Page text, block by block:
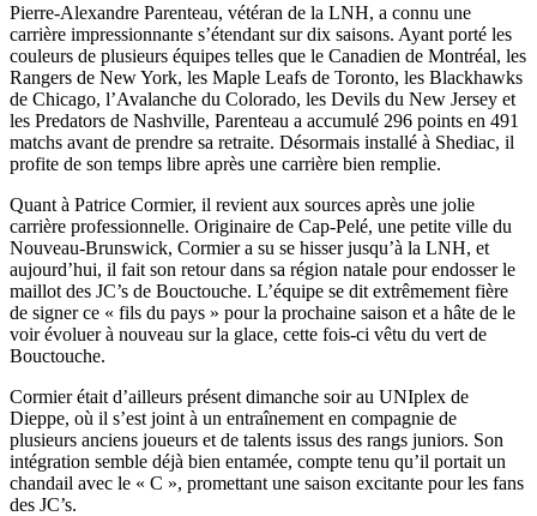
Pierre-Alexandre Parenteau, vétéran de la LNH, a connu une
carrière impressionnante s’étendant sur dix saisons. Ayant porté les
couleurs de plusieurs équipes telles que le Canadien de Montréal, les
Rangers de New York, les Maple Leafs de Toronto, les Blackhawks
de Chicago, l’Avalanche du Colorado, les Devils du New Jersey et
les Predators de Nashville, Parenteau a accumulé 296 points en 491
matchs avant de prendre sa retraite. Désormais installé à Shediac, il
profite de son temps libre après une carrière bien remplie.
Quant à Patrice Cormier, il revient aux sources après une jolie
carrière professionnelle. Originaire de Cap-Pelé, une petite ville du
Nouveau-Brunswick, Cormier a su se hisser jusqu’à la LNH, et
aujourd’hui, il fait son retour dans sa région natale pour endosser le
maillot des JC’s de Bouctouche. L’équipe se dit extrêmement fière
de signer ce « fils du pays » pour la prochaine saison et a hâte de le
voir évoluer à nouveau sur la glace, cette fois-ci vêtu du vert de
Bouctouche.
Cormier était d’ailleurs présent dimanche soir au UNIplex de
Dieppe, où il s’est joint à un entraînement en compagnie de
plusieurs anciens joueurs et de talents issus des rangs juniors. Son
intégration semble déjà bien entamée, compte tenu qu’il portait un
chandail avec le « C », promettant une saison excitante pour les fans
des JC’s.